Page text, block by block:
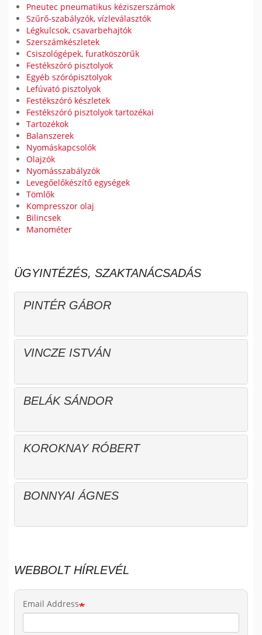
Pneutec pneumatikus kéziszerszámok
Szűrő-szabályzók, vízleválasztók
Légkulcsok, csavarbehajtók
Szerszámkészletek
Csiszológépek, furatköszörűk
Festékszóró pisztolyok
Egyéb szórópisztolyok
Lefúvató pisztolyok
Festékszóró készletek
Festékszóró pisztolyok tartozékai
Tartozékok
Balanszerek
Nyomáskapcsolók
Olajzók
Nyomásszabályzók
Levegőelőkészítő egységek
Tömlők
Kompresszor olaj
Bilincsek
Manométer
ÜGYINTÉZÉS, SZAKTANÁCSADÁS
PINTÉR GÁBOR
VINCZE ISTVÁN
BELÁK SÁNDOR
KOROKNAY RÓBERT
BONNYAI ÁGNES
WEBBOLT HÍRLEVÉL
Email Address